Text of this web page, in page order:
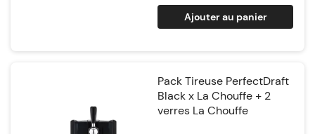
Ajouter au panier
Pack Tireuse PerfectDraft
Black x La Chouffe + 2
verres La Chouffe